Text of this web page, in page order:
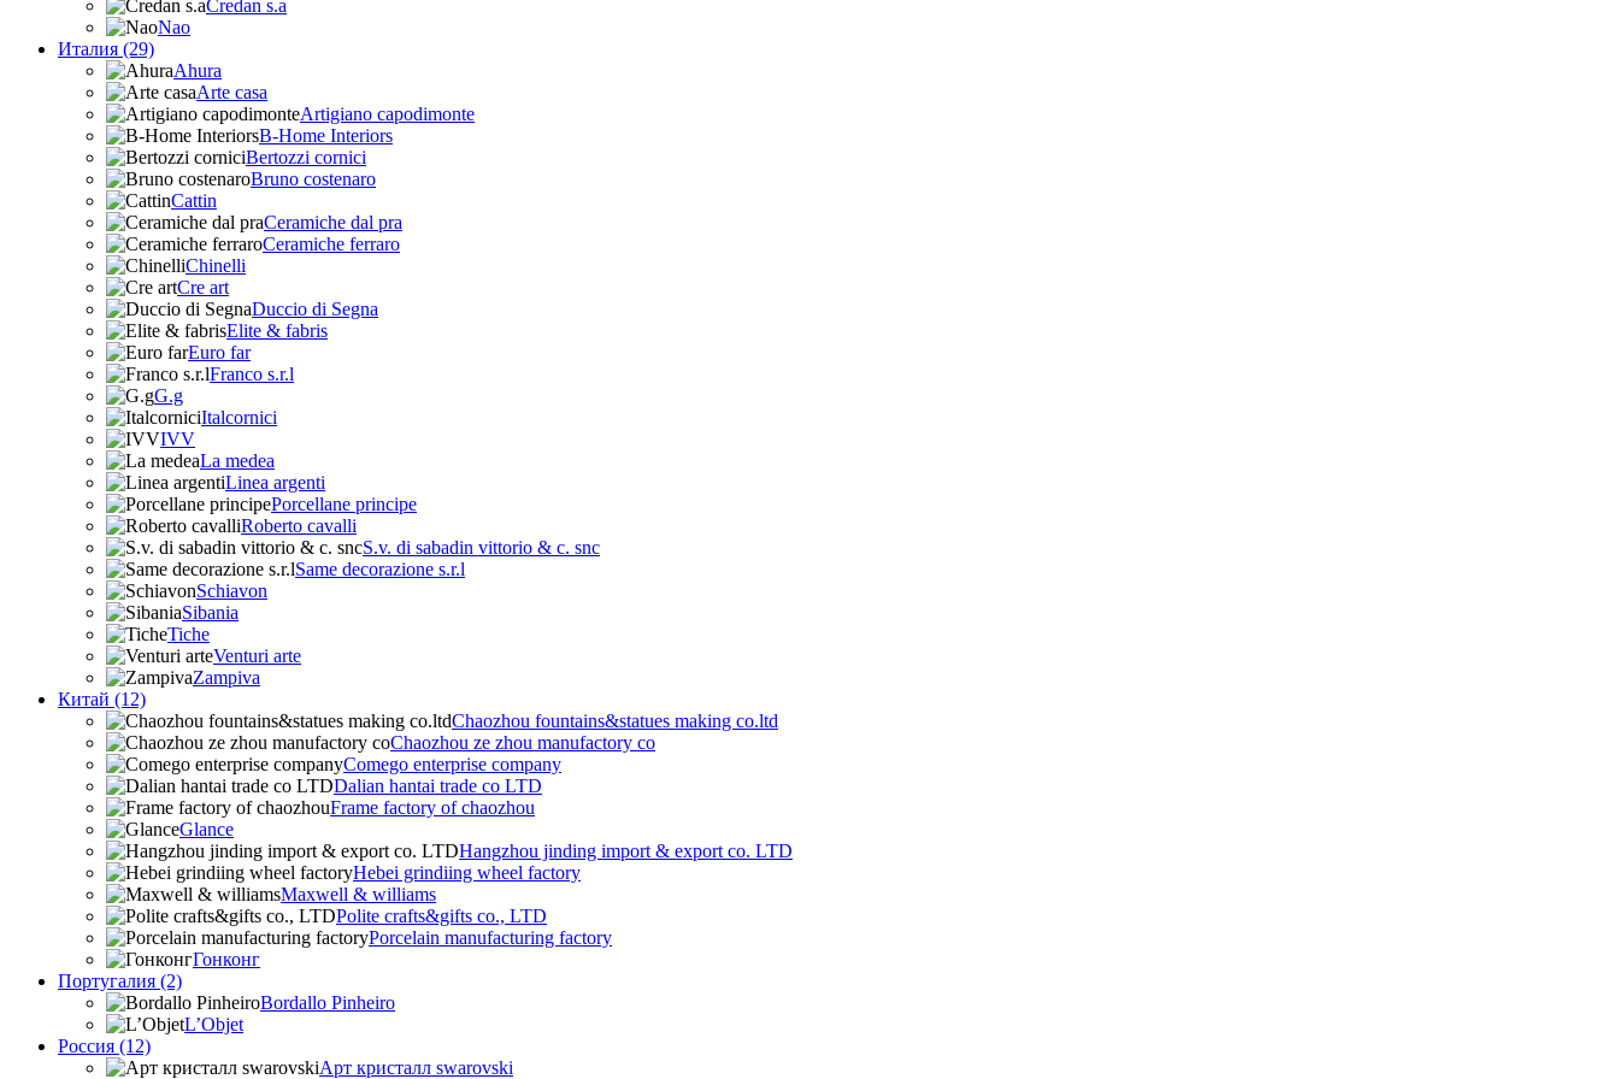
Credan s.a
Nao
Италия (29)
Ahura
Arte casa
Artigiano capodimonte
B-Home Interiors
Bertozzi cornici
Bruno costenaro
Cattin
Ceramiche dal pra
Ceramiche ferraro
Chinelli
Cre art
Duccio di Segna
Elite & fabris
Euro far
Franco s.r.l
G.g
Italcornici
IVV
La medea
Linea argenti
Porcellane principe
Roberto cavalli
S.v. di sabadin vittorio & c. snc
Same decorazione s.r.l
Schiavon
Sibania
Tiche
Venturi arte
Zampiva
Китай (12)
Chaozhou fountains&statues making co.ltd
Chaozhou ze zhou manufactory co
Comego enterprise company
Dalian hantai trade co LTD
Frame factory of chaozhou
Glance
Hangzhou jinding import & export co. LTD
Hebei grindiing wheel factory
Maxwell & williams
Polite crafts&gifts co., LTD
Porcelain manufacturing factory
Гонконг
Португалия (2)
Bordallo Pinheiro
L’Objet
Россия (12)
Арт кристалл swarovski